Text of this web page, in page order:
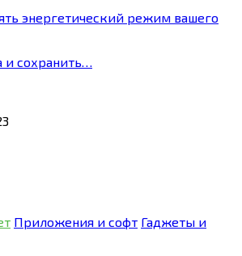
энергетический режим вашего
и сохранить…
Приложения и софт Гаджеты и